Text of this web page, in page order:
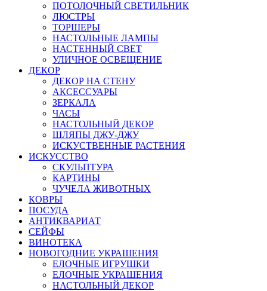
ПОТОЛОЧНЫЙ СВЕТИЛЬНИК
ЛЮСТРЫ
ТОРШЕРЫ
НАСТОЛЬНЫЕ ЛАМПЫ
НАСТЕННЫЙ СВЕТ
УЛИЧНОЕ ОСВЕЩЕНИЕ
ДЕКОР
ДЕКОР НА СТЕНУ
АКСЕССУАРЫ
ЗЕРКАЛА
ЧАСЫ
НАСТОЛЬНЫЙ ДЕКОР
ШЛЯПЫ ДЖУ-ДЖУ
ИСКУСТВЕННЫЕ РАСТЕНИЯ
ИСКУССТВО
СКУЛЬПТУРА
КАРТИНЫ
ЧУЧЕЛА ЖИВОТНЫХ
КОВРЫ
ПОСУДА
АНТИКВАРИАТ
СЕЙФЫ
ВИНОТЕКА
НОВОГОДНИЕ УКРАШЕНИЯ
ЕЛОЧНЫЕ ИГРУШКИ
ЕЛОЧНЫЕ УКРАШЕНИЯ
НАСТОЛЬНЫЙ ДЕКОР